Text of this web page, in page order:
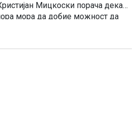
Мицкоски порача дека
мора да добие можност да
пат на следните
и демократско решение кое ја